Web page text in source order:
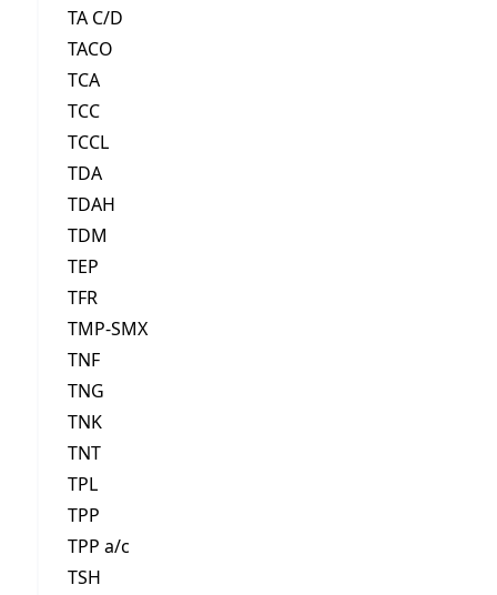
TA C/D
TACO
TCA
TCC
TCCL
TDA
TDAH
TDM
TEP
TFR
TMP-SMX
TNF
TNG
TNK
TNT
TPL
TPP
TPP a/c
TSH